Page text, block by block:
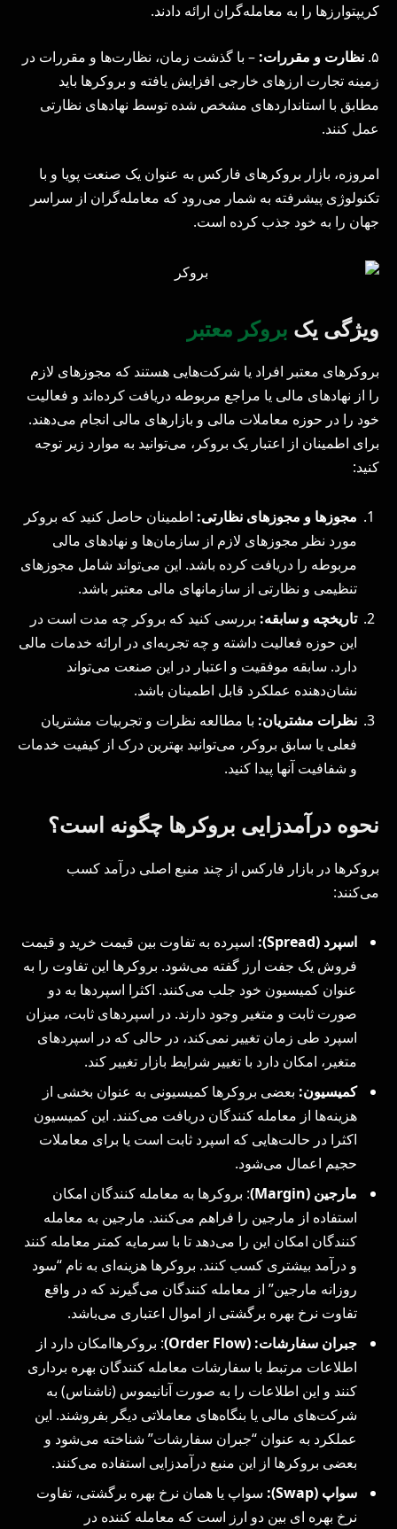
کریپتوارزها را به معامله‌گران ارائه دادند.
۵. نظارت و مقررات: – با گذشت زمان، نظارت‌ها و مقررات در
زمینه تجارت ارزهای خارجی افزایش یافته و بروکرها باید
مطابق با استانداردهای مشخص شده توسط نهادهای نظارتی
عمل کنند.
امروزه، بازار بروکرهای فارکس به عنوان یک صنعت پویا و با
تکنولوژی پیشرفته به شمار می‌رود که معامله‌گران از سراسر
جهان را به خود جذب کرده است.
ویژگی یک بروکر معتبر
بروکرهای معتبر افراد یا شرکت‌هایی هستند که مجوزهای لازم
را از نهادهای مالی یا مراجع مربوطه دریافت کرده‌اند و فعالیت
خود را در حوزه معاملات مالی و بازارهای مالی انجام می‌دهند.
برای اطمینان از اعتبار یک بروکر، می‌توانید به موارد زیر توجه
کنید:
مجوزها و مجوزهای نظارتی: اطمینان حاصل کنید که بروکر
مورد نظر مجوزهای لازم از سازمان‌ها و نهادهای مالی
مربوطه را دریافت کرده باشد. این می‌تواند شامل مجوزهای
تنظیمی و نظارتی از سازمانهای مالی معتبر باشد.
تاریخچه و سابقه: بررسی کنید که بروکر چه مدت است در
این حوزه فعالیت داشته و چه تجربه‌ای در ارائه خدمات مالی
دارد. سابقه موفقیت و اعتبار در این صنعت می‌تواند
نشان‌دهنده عملکرد قابل اطمینان باشد.
نظرات مشتریان: با مطالعه نظرات و تجربیات مشتریان
فعلی یا سابق بروکر، می‌توانید بهترین درک از کیفیت خدمات
و شفافیت آنها پیدا کنید.
نحوه درآمدزایی بروکرها چگونه است؟
بروکرها در بازار فارکس از چند منبع اصلی درآمد کسب
می‌کنند:
اسپرد (Spread):
اسپرده به تفاوت بین قیمت خرید و قیمت
فروش یک جفت ارز گفته می‌شود. بروکرها این تفاوت را به
عنوان کمیسیون خود جلب می‌کنند. اکثرا اسپردها به دو
صورت ثابت و متغیر وجود دارند. در اسپردهای ثابت، میزان
اسپرد طی زمان تغییر نمی‌کند، در حالی که در اسپردهای
متغیر، امکان دارد با تغییر شرایط بازار تغییر کند.
کمیسیون: بعضی بروکرها کمیسیونی به عنوان بخشی از
هزینه‌ها از معامله‌ کنندگان دریافت می‌کنند. این کمیسیون
اکثرا در حالت‌هایی که اسپرد ثابت است یا برای معاملات
حجیم اعمال می‌شود.
مارجین (Margin)
: بروکرها به معامله‌ کنندگان امکان
استفاده از مارجین را فراهم می‌کنند. مارجین به معامله‌
کنندگان امکان این را می‌دهد تا با سرمایه کمتر معامله کنند
و درآمد بیشتری کسب کنند. بروکرها هزینه‌ای به نام “سود
روزانه مارجین” از معامله‌ کنندگان می‌گیرند که در واقع
تفاوت نرخ بهره برگشتی از اموال اعتباری می‌باشد.
جبران سفارشات: (Order Flow)
: بروکرهاامکان دارد از
اطلاعات مرتبط با سفارشات معامله‌ کنندگان بهره‌ برداری
کنند و این اطلاعات را به صورت آنانیموس (ناشناس) به
شرکت‌های مالی یا بنگاه‌های معاملاتی دیگر بفروشند. این
عملکرد به عنوان “جبران سفارشات” شناخته می‌شود و
بعضی بروکرها از این منبع درآمدزایی استفاده می‌کنند.
سواپ (Swap):
سواپ یا همان نرخ بهره برگشتی، تفاوت
نرخ بهره‌ ای بین دو ارز است که معامله‌ کننده در